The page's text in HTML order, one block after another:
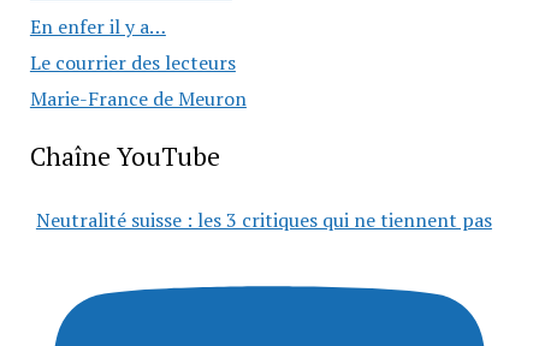
En enfer il y a…
Le courrier des lecteurs
Marie-France de Meuron
Chaîne YouTube
Neutralité suisse : les 3 critiques qui ne tiennent pas